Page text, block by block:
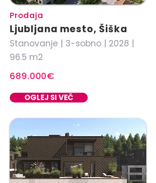
Prodaja
Ljubljana mesto, Šiška
Stanovanje | 3-sobno | 2028 |
96.5 m2
689.000€
OGLEJ SI VEČ